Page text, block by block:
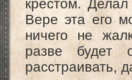
крестом.
Вере эта его
ничего не
разве будет
расстраивать,